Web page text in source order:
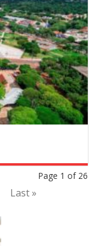
Page 1 of 26
Last »